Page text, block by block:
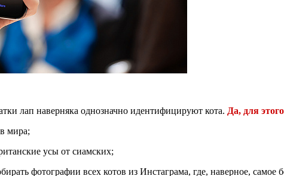
лап наверняка однозначно идентифицируют кота. Да, для
мира;
усы от сиамских;
фотографии всех котов из Инстаграма, где, наверное,